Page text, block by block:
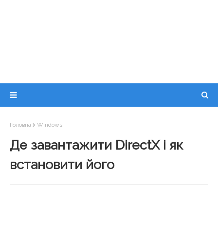
Головна Windows
Де завантажити DirectX і як
встановити його